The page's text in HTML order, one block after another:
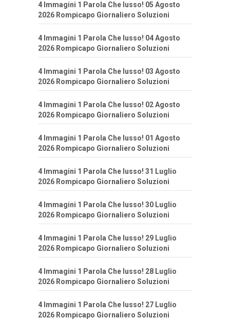
4 Immagini 1 Parola Che lusso! 05 Agosto
2026 Rompicapo Giornaliero Soluzioni
4 Immagini 1 Parola Che lusso! 04 Agosto
2026 Rompicapo Giornaliero Soluzioni
4 Immagini 1 Parola Che lusso! 03 Agosto
2026 Rompicapo Giornaliero Soluzioni
4 Immagini 1 Parola Che lusso! 02 Agosto
2026 Rompicapo Giornaliero Soluzioni
4 Immagini 1 Parola Che lusso! 01 Agosto
2026 Rompicapo Giornaliero Soluzioni
4 Immagini 1 Parola Che lusso! 31 Luglio
2026 Rompicapo Giornaliero Soluzioni
4 Immagini 1 Parola Che lusso! 30 Luglio
2026 Rompicapo Giornaliero Soluzioni
4 Immagini 1 Parola Che lusso! 29 Luglio
2026 Rompicapo Giornaliero Soluzioni
4 Immagini 1 Parola Che lusso! 28 Luglio
2026 Rompicapo Giornaliero Soluzioni
4 Immagini 1 Parola Che lusso! 27 Luglio
2026 Rompicapo Giornaliero Soluzioni